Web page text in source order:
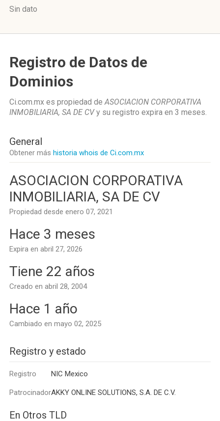
Sin dato
Registro de Datos de
Dominios
Ci.com.mx es propiedad deASOCIACION CORPORATIVA
INMOBILIARIA, SA DE CVy su registro expira en 3 meses.
General
Obtener más historia whois de Ci.com.mx
ASOCIACION CORPORATIVA
INMOBILIARIA, SA DE CV
Propiedad desde enero 07, 2021
Hace 3 meses
Expira en abril 27, 2026
Tiene 22 años
Creado en abril 28, 2004
Hace 1 año
Cambiado en mayo 02, 2025
Registro y estado
Registro NIC Mexico
PatrocinadorAKKY ONLINE SOLUTIONS, S.A. DE C.V.
En Otros TLD